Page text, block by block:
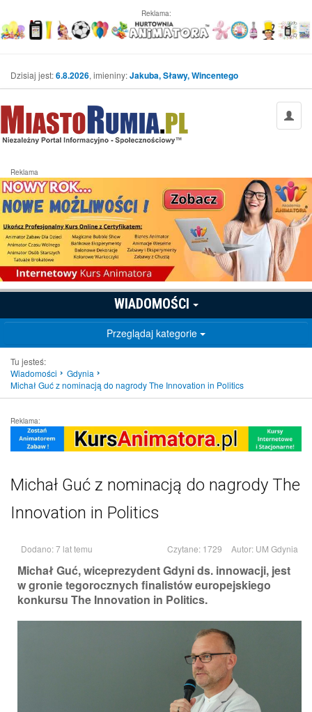
Reklama:
Dzisiaj jest:6.8.2026, imieniny:Jakuba, Sławy, Wincentego
Reklama
WIADOMOŚCI
Przeglądaj kategorie
Tu jesteś:
Wiadomości
Gdynia
Michał Guć z nominacją do nagrody The Innovation in Politics
Reklama:
Michał Guć z nominacją do nagrody The
Innovation in Politics
Dodano: 7 lat temu Czytane: 1729 Autor: UM Gdynia
Michał Guć, wiceprezydent Gdyni ds. innowacji, jest
w gronie tegorocznych finalistów europejskiego
konkursu The Innovation in Politics.